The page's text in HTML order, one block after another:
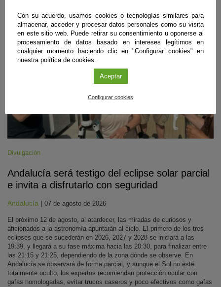
Divulgación
Andalucía será testigo del eclipse solar parcial
e invita a disfrutarlo con seguridad
Andalucía | 07 de agosto de 2026
El próximo 12 de agosto, al atardecer, las miradas de curiosos y
aficionados a la astronomía apuntarán al cielo. El primero de los tres
eclipses que se sucederán en 2026, 2027 y 2028 se iniciará a las
19:39, y llegará a su fase máxima hacia las 20:30, para finalizar entre
las 21:15 y 21:25, dependiendo de la zona dónde se observe. En
Andalucía se observará de forma parcial, y aunque el Sol no esté
totalmente oculto, los expertos recomiendan protección ocular con
gafas homologadas, evitar trucos caseros y poco efectivos como gafas
Con su acuerdo, usamos cookies o tecnologías similares para
almacenar, acceder y procesar datos personales como su visita
en este sitio web. Puede retirar su consentimiento u oponerse al
procesamiento de datos basado en intereses legítimos en
cualquier momento haciendo clic en "Configurar cookies" en
nuestra política de cookies.
Aceptar
Configurar cookies